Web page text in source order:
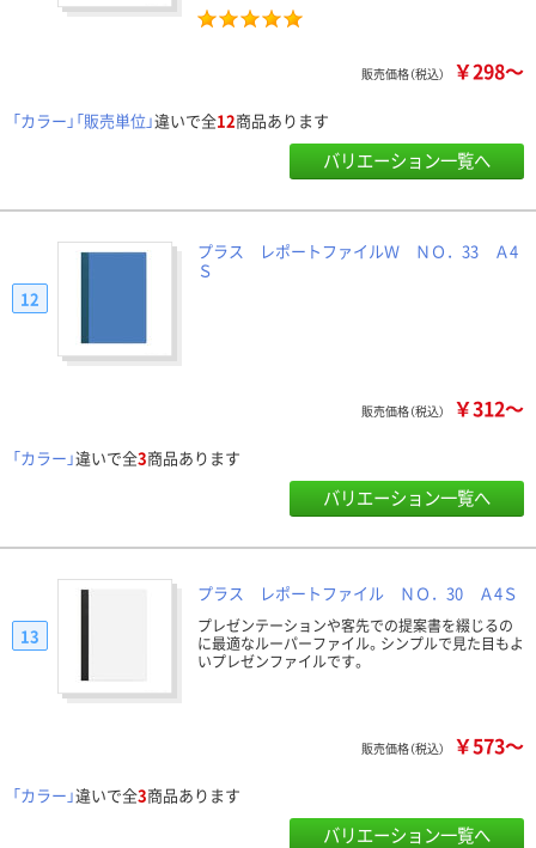
販売価格（税込） ￥298～
「カラー」「販売単位」違いで全12商品あります
バリエーション一覧へ
プラス レポートファイルＷ ＮＯ．33 Ａ4
Ｓ
12
販売価格（税込） ￥312～
「カラー」違いで全3商品あります
バリエーション一覧へ
プラス レポートファイル ＮＯ．30 Ａ4Ｓ
プレゼンテーションや客先での提案書を綴じるの
に最適なルーパーファイル。シンプルで見た目もよ
いプレゼンファイルです。
13
販売価格（税込） ￥573～
「カラー」違いで全3商品あります
バリエーション一覧へ